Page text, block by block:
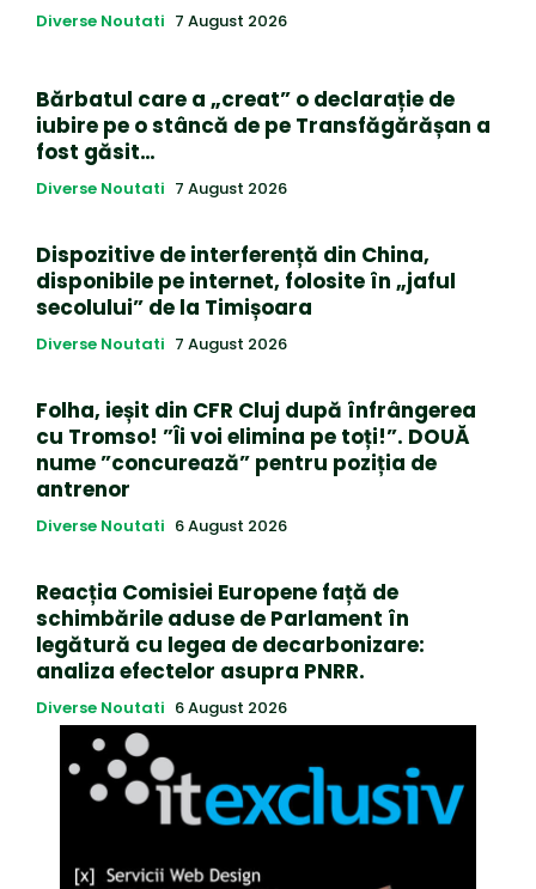
Diverse Noutati 7 August 2026
Bărbatul care a „creat” o declarație de
iubire pe o stâncă de pe Transfăgărășan a
fost găsit…
Diverse Noutati 7 August 2026
Dispozitive de interferență din China,
disponibile pe internet, folosite în „jaful
secolului” de la Timișoara
Diverse Noutati 7 August 2026
Folha, ieșit din CFR Cluj după înfrângerea
cu Tromso! ”Îi voi elimina pe toți!”. DOUĂ
nume ”concurează” pentru poziția de
antrenor
Diverse Noutati 6 August 2026
Reacția Comisiei Europene față de
schimbările aduse de Parlament în
legătură cu legea de decarbonizare:
analiza efectelor asupra PNRR.
Diverse Noutati 6 August 2026